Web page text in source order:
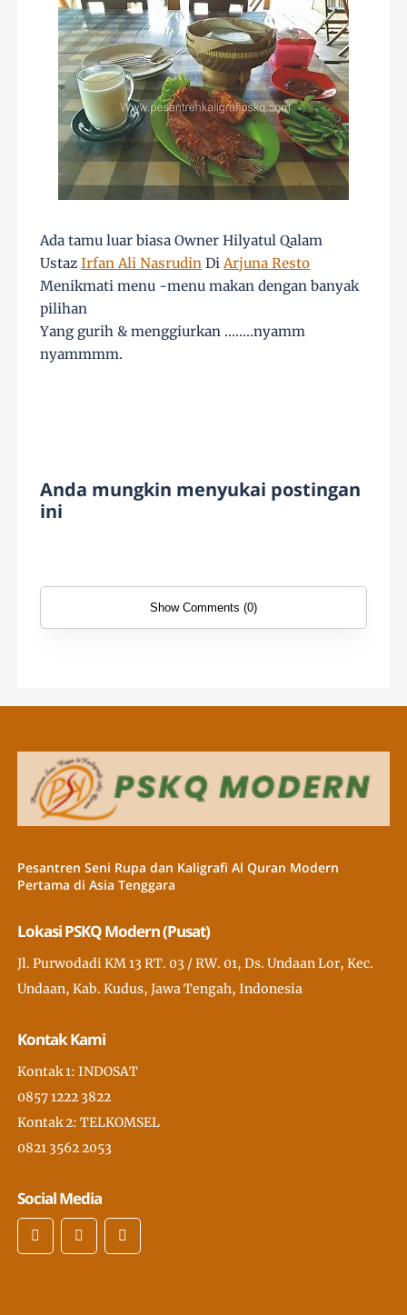
Ada tamu luar biasa Owner Hilyatul Qalam
UstazIrfan Ali Nasrudin DiArjuna Resto
Menikmati menu -menu makan dengan banyak
pilihan
Yang gurih & menggiurkan ........nyamm
nyammmm.
Anda mungkin menyukai postingan
ini
Show Comments (0)
Pesantren Seni Rupa dan Kaligrafi Al Quran Modern
Pertama di Asia Tenggara
Lokasi PSKQ Modern (Pusat)
Jl. Purwodadi KM 13 RT. 03 / RW. 01, Ds. Undaan Lor, Kec.
Undaan, Kab. Kudus, Jawa Tengah, Indonesia
Kontak Kami
Kontak 1: INDOSAT
0857 1222 3822
Kontak 2: TELKOMSEL
0821 3562 2053
Social Media